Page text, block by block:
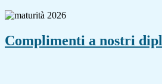
Complimenti a nostri